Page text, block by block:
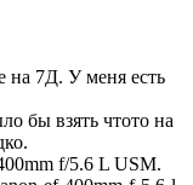
на 7Д. У меня есть
бы взять чтото на
f/5.6 L USM.